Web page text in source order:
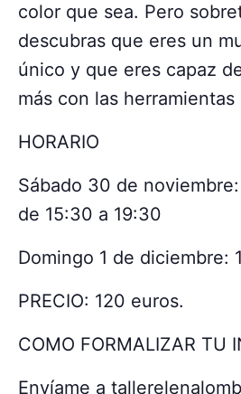
color que sea. Pero
descubras que eres un
único y que eres capaz
más con las herramientas
HORARIO
Sábado 30 de
de 15:30 a 19:30
Domingo 1 de diciembre:
PRECIO: 120 euros.
COMO FORMALIZAR TU
Envíame a